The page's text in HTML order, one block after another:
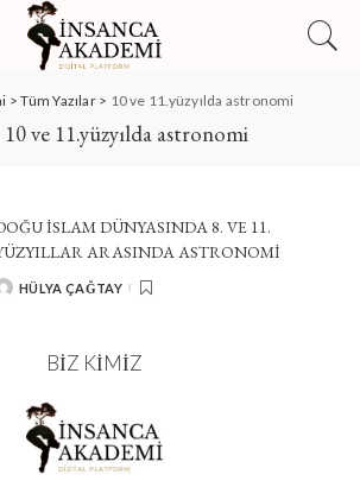
>Tüm Yazılar> 10 ve 11.yüzyılda astronomi
10 ve 11.yüzyılda astronomi
İSLAM DÜNYASINDA 8. VE 11.
ARASINDA ASTRONOMİ
HÜLYA ÇAĞTAY
BIZ KIMIZ